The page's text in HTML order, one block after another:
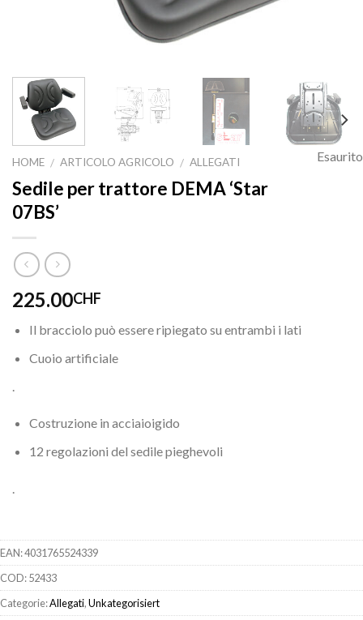
HOME / ARTICOLO AGRICOLO / ALLEGATI
Sedile per trattore DEMA ‘Star
07BS’
225.00CHF
Il bracciolo può essere ripiegato su entrambi i lati
Cuoio artificiale
Costruzione in acciaioigido
12 regolazioni del sedile pieghevoli
Esaurito
EAN:4031765524339
COD:52433
Categorie:Allegati,Unkategorisiert